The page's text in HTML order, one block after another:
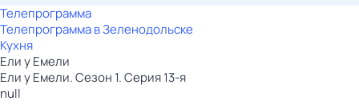
Телепрограмма
Телепрограмма в Зеленодольске
Кухня
Ели у Емели
Ели у Емели. Сезон 1. Серия 13-я
null